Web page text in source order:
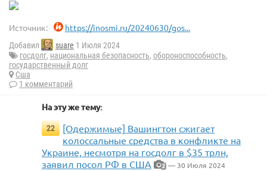
Источник: https://inosmi.ru/20240630/gos...
Добавил suare 1 Июля 2024
госдолг, национальная безопасность, обороноспособность,
государственный долг
Сша
1 комментарий
На эту же тему:
22
[Одержимые] Вашингтон сжигает
колоссальные средства в конфликте на
Украине, несмотря на госдолг в $35 трлн,
заявил посол РФ в США
2 — 30 Июля 2024